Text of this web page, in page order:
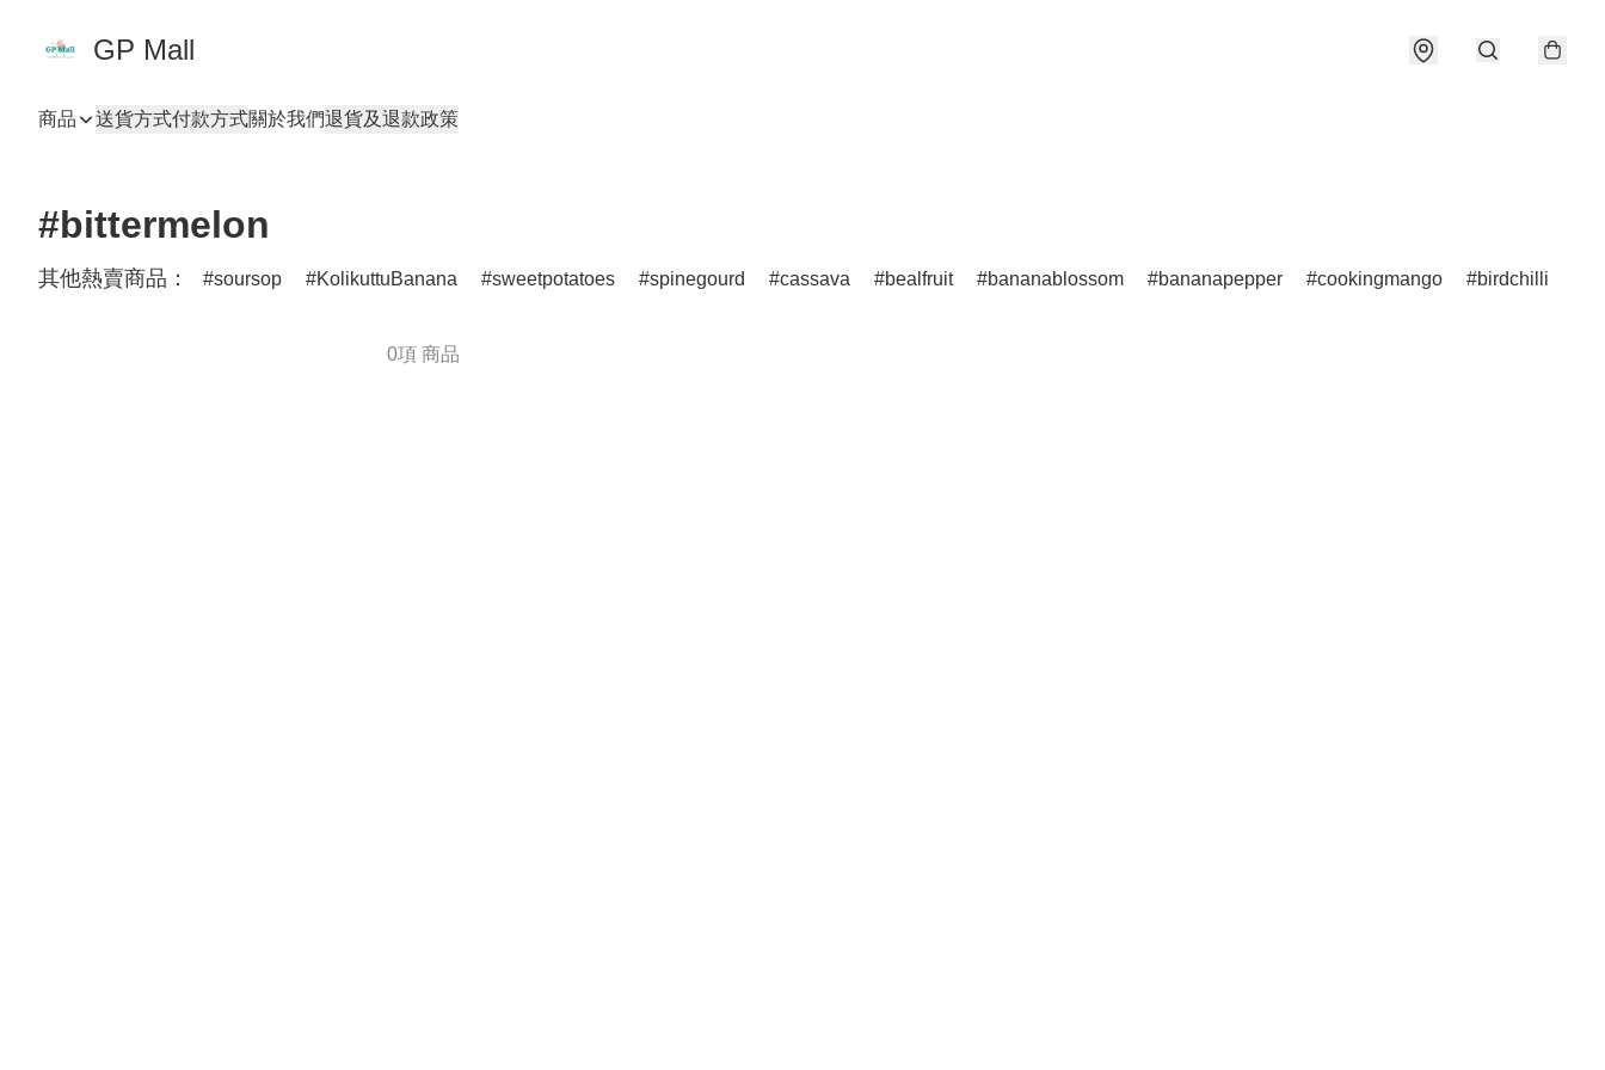
GP Mall
商品 送貨方式付款方式關於我們退貨及退款政策
#bittermelon
其他熱賣商品： soursop KolikuttuBanana sweetpotatoes spinegourd cassava bealfruit bananablossom bananapepper cookingmango birdchilli
0項 商品